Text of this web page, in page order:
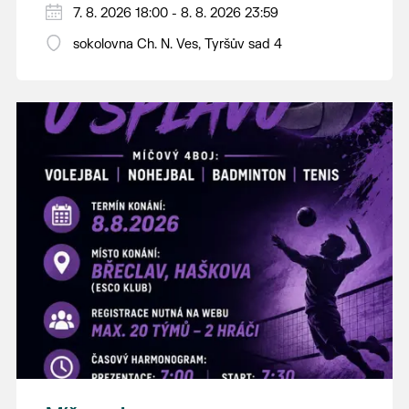
PÁTEK 7. srpna
18:00 - ruční stavění máje
14:00 - krojový průvod pro stárky od
hostince “U Buvola”
16:00 - odpolední zábava na sokolovně
21:00 - večerní zábava
K tanci a poslechu bude hrát DH
Lanžhotčané.
Těšíme se na Vás!
7. 8. 2026 18:00 - 8. 8. 2026 23:59
sokolovna Ch. N. Ves, Tyršův sad 4